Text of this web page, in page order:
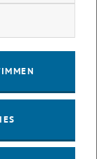
einem neuen
Austausch!
zulassen